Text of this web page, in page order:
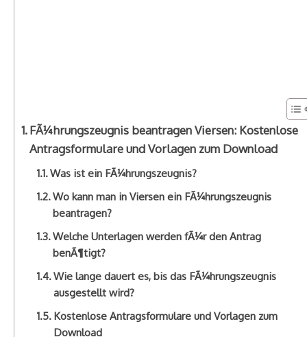
FÃ¼hrungszeugnis beantragen Viersen: Kostenlose
Antragsformulare und Vorlagen zum Download
Was ist ein FÃ¼hrungszeugnis?
Wo kann man in Viersen ein FÃ¼hrungszeugnis
beantragen?
Welche Unterlagen werden fÃ¼r den Antrag
benÃ¶tigt?
Wie lange dauert es, bis das FÃ¼hrungszeugnis
ausgestellt wird?
Kostenlose Antragsformulare und Vorlagen zum
Download